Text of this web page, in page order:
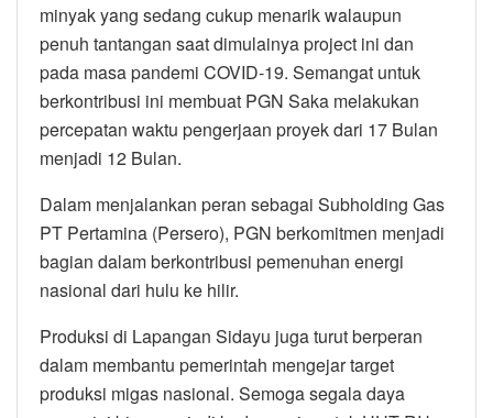
minyak yang sedang cukup menarik walaupun
penuh tantangan saat dimulainya project ini dan
pada masa pandemi COVID-19. Semangat untuk
berkontribusi ini membuat PGN Saka melakukan
percepatan waktu pengerjaan proyek dari 17 Bulan
menjadi 12 Bulan.
Dalam menjalankan peran sebagai Subholding Gas
PT Pertamina (Persero), PGN berkomitmen menjadi
bagian dalam berkontribusi pemenuhan energi
nasional dari hulu ke hilir.
Produksi di Lapangan Sidayu juga turut berperan
dalam membantu pemerintah mengejar target
produksi migas nasional. Semoga segala daya